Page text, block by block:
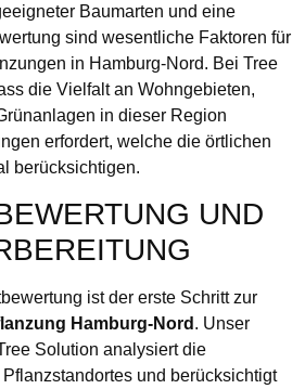
Baumarten und eine
sind wesentliche Faktoren für
in Hamburg-Nord. Bei Tree
die Vielfalt an Wohngebieten,
in dieser Region
erfordert, welche die örtlichen
berücksichtigen.
UND
ist der erste Schritt zur
Hamburg-Nord . Unser
Solution analysiert die
und berücksichtigt